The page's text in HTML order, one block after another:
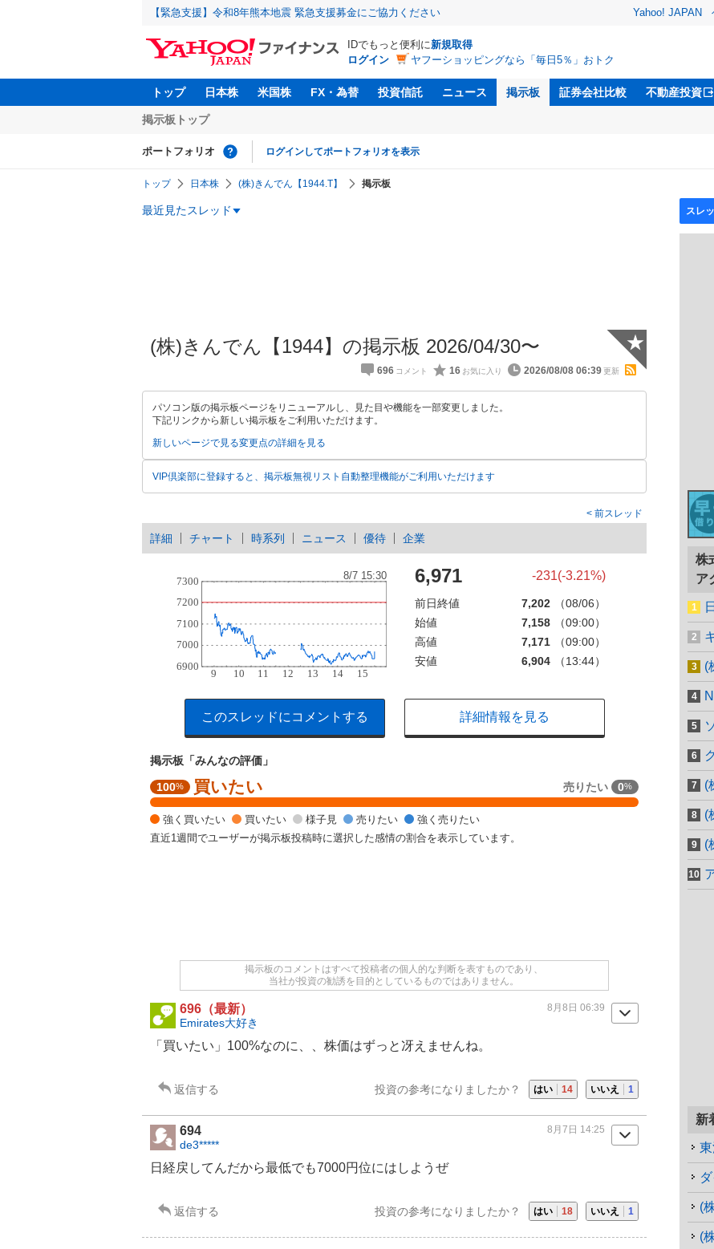
【緊急支援】令和8年熊本地震 緊急支援募金にご協力ください Yahoo! JAPAN
IDでもっと便利に新規取得
ログイン
ヤフーショッピングなら「毎日5％」おトク
トップ 日本株 米国株 FX・為替 投資信託 ニュース 掲示板 証券会社比較 不動産投資
掲示板トップ
ポートフォリオ ログインしてポートフォリオを表示
トップ 日本株 (株)きんでん【1944.T】 掲示板
最近見たスレッド
(株)きんでん【1944】の掲示板 2026/04/30〜
696 16 2026/08/08 06:39
★
パソコン版の掲示板ページをリニューアルし、見た目や機能を一部変更しました。
下記リンクから新しい掲示板をご利用いただけます。
新しいページで見る変更点の詳細を見る
VIP倶楽部に登録すると、掲示板無視リスト自動整理機能がご利用いただけます
前スレッド
詳細 チャート 時系列 ニュース 優待 企業
6,971 -231(-3.21%)
前日終値 7,202
（08/06）
始値
7,158
（09:00）
高値
7,171
（09:00）
安値
6,904 （13:44）
このスレッドにコメントする 詳細情報を見る
掲示板「みんなの評価」
強
く
買
い
100% 買いたい 売りたい 0%
強く買いたい 買いたい 様子見 売りたい
強く売りたい
直近1週間でユーザーが掲示板投稿時に選択した感情の割合を表示しています。
掲示板のコメントはすべて投稿者の個人的な判断を表すものであり、
当社が投資の勧誘を目的としているものではありません。
696（最新）
Emirates大好き
8月8日 06:39
「買いたい」100%なのに、、株価はずっと冴えませんね。
返信する 投資の参考になりましたか？ はい 14 いいえ 1
694
de3*****
8月7日 14:25
日経戻してんだから最低でも7000円位にはしようぜ
返信する 投資の参考になりましたか？ はい 18 いいえ 1
株
ア
(
(
(
(
新
(
(